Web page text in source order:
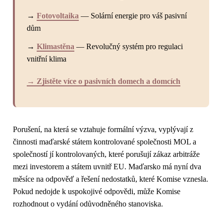
→ Fotovoltaika — Solární energie pro váš pasivní
dům
→ Klimastěna — Revolučný systém pro regulaci
vnitřní klima
→ Zjistěte více o pasivních domech a domcích
Porušení, na která se vztahuje formální výzva, vyplývají z
činnosti maďarské státem kontrolované společnosti MOL a
společností jí kontrolovaných, které porušují zákaz arbitráže
mezi investorem a státem uvnitř EU. Maďarsko má nyní dva
měsíce na odpověď a řešení nedostatků, které Komise vznesla.
Pokud nedojde k uspokojivé odpovědi, může Komise
rozhodnout o vydání odůvodněného stanoviska.